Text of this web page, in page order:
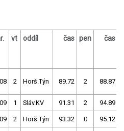
vt oddíl čas pen čas
2 Horš.Týn 89.72 2 88.87
1 Sláv.KV 91.31 2 94.89
2 Horš.Týn 93.32 0 95.12